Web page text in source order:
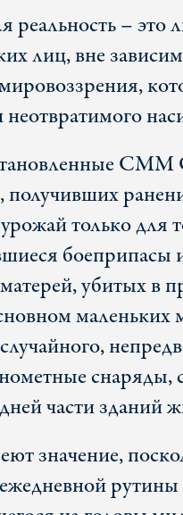
реальность –
лиц, вне
неотвратимого
СММ
получивших
только для
убитых в
маленьких
части зданий
значение,